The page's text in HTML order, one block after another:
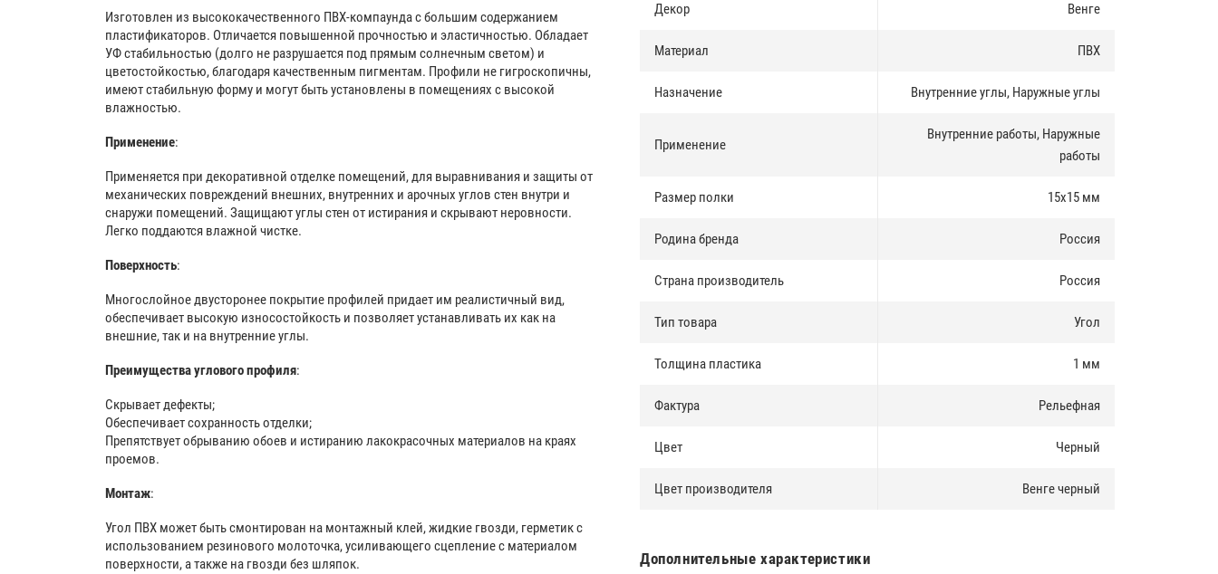
Изготовлен из высококачественного ПВХ-компаунда с большим содержанием
пластификаторов. Отличается повышенной прочностью и эластичностью. Обладает
УФ стабильностью (долго не разрушается под прямым солнечным светом) и
цветостойкостью, благодаря качественным пигментам. Профили не гигроскопичны,
имеют стабильную форму и могут быть установлены в помещениях с высокой
влажностью.
Применение:
Применяется при декоративной отделке помещений, для выравнивания и защиты от
механических повреждений внешних, внутренних и арочных углов стен внутри и
снаружи помещений. Защищают углы стен от истирания и скрывают неровности.
Легко поддаются влажной чистке.
Поверхность:
Многослойное двусторонее покрытие профилей придает им реалистичный вид,
обеспечивает высокую износостойкость и позволяет устанавливать их как на
внешние, так и на внутренние углы.
Преимущества углового профиля:
Скрывает дефекты;
Обеспечивает сохранность отделки;
Препятствует обрыванию обоев и истиранию лакокрасочных материалов на краях
проемов.
Монтаж:
Угол ПВХ может быть смонтирован на монтажный клей, жидкие гвозди, герметик с
использованием резинового молоточка, усиливающего сцепление с материалом
поверхности, а также на гвозди без шляпок.
Декор Венге
Материал ПВХ
Назначение Внутренние углы, Наружные углы
Применение
Внутренние работы, Наружные
работы
Размер полки 15х15 мм
Родина бренда Россия
Страна производитель Россия
Тип товара Угол
Толщина пластика 1 мм
Фактура Рельефная
Цвет Черный
Цвет производителя Венге черный
Дополнительные характеристики